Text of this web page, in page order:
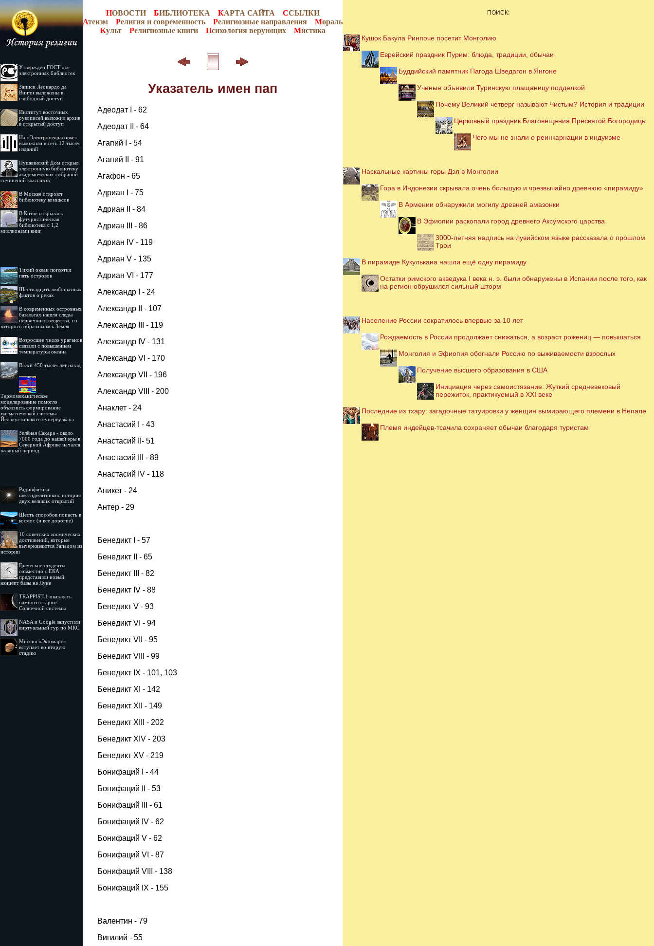
Утвержден ГОСТ для
электронных библиотек
Записи Леонардо да
Винчи выложены в
свободный доступ
Институт восточных
рукописей выложил архив
в открытый доступ
На «Электронекрасовке»
выложили в сеть 12 тысяч
изданий
Пушкинский Дом открыл
электронную библиотеку
академических собраний
сочинений классиков
В Москве откроют
библиотеку комиксов
В Китае открылась
футуристическая
библиотека с 1,2
миллионами книг
Тихий океан поглотил
пять островов
Шестнадцать любопытных
фактов о реках
В современных островных
базальтах нашли следы
первичного вещества, из
которого образовалась Земля
Возросшее число ураганов
связали с повышением
температуры океана
Brexit 450 тысяч лет назад
Термомеханическое
моделирование помогло
объяснить формирование
магматической системы
Йеллоустонского супервулкана
Зелёная Сахара - около
7000 года до нашей эры в
Северной Африке начался
влажный период
Радиофизика
шестидесятников: история
двух великих открытий
Шесть способов попасть в
космос (и все дорогие)
10 советских космических
достижений, которые
вычеркиваются Западом из
истории
Греческие студенты
совместно с ЕКА
представили новый
концепт базы на Луне
TRAPPIST-1 оказалась
намного старше
Солнечной системы
NASA и Google запустили
виртуальный тур по МКС
Миссия «Экзомарс»
вступает во вторую
стадию
НОВОСТИ БИБЛИОТЕКА КАРТА САЙТА ССЫЛКИ
Атеизм Религия и современность Религиозные направления Мораль
Культ Религиозные книги Психология верующих Мистика
Указатель имен пап
Адеодат I - 62
Адеодат II - 64
Агапий I - 54
Агапий II - 91
Агафон - 65
Адриан I - 75
Адриан II - 84
Адриан III - 86
Адриан IV - 119
Адриан V - 135
Адриан VI - 177
Александр I - 24
Александр II - 107
Александр III - 119
Александр IV - 131
Александр VI - 170
Александр VII - 196
Александр VIII - 200
Анаклет - 24
Анастасий I - 43
Анастасий II- 51
Анастасий III - 89
Анастасий IV - 118
Аникет - 24
Антер - 29
Бенедикт I - 57
Бенедикт II - 65
Бенедикт III - 82
Бенедикт IV - 88
Бенедикт V - 93
Бенедикт VI - 94
Бенедикт VII - 95
Бенедикт VIII - 99
Бенедикт IX - 101, 103
Бенедикт XI - 142
Бенедикт XII - 149
Бенедикт XIII - 202
Бенедикт XIV - 203
Бенедикт XV - 219
Бонифаций I - 44
Бонифаций II - 53
Бонифаций III - 61
Бонифаций IV - 62
Бонифаций V - 62
Бонифаций VI - 87
Бонифаций VIII - 138
Бонифаций IX - 155
Валентин - 79
Вигилий - 55
ПОИСК:
Кушок Бакула Ринпоче посетит Монголию
Еврейский праздник Пурим: блюда, традиции, обычаи
Буддийский памятник Пагода Шведагон в Янгоне
Ученые объявили Туринскую плащаницу подделкой
Почему Великий четверг называют Чистым? История и традиции
Церковный праздник Благовещения Пресвятой Богородицы
Чего мы не знали о реинкарнации в индуизме
Наскальные картины горы Дэл в Монголии
Гора в Индонезии скрывала очень большую и чрезвычайно древнюю «пирамиду»
В Армении обнаружили могилу древней амазонки
В Эфиопии раскопали город древнего Аксумского царства
3000-летняя надпись на лувийском языке рассказала о прошлом
Трои
В пирамиде Кукулькана нашли ещё одну пирамиду
Остатки римского акведука I века н. э. были обнаружены в Испании после того, как
на регион обрушился сильный шторм
Население России сократилось впервые за 10 лет
Рождаемость в России продолжает снижаться, а возраст рожениц — повышаться
Монголия и Эфиопия обогнали Россию по выживаемости взрослых
Получение высшего образования в США
Инициация через самоистязание: Жуткий средневековый
пережиток, практикуемый в XXI веке
Последние из тхару: загадочные татуировки у женщин вымирающего племени в Непале
Племя индейцев-тсачила сохраняет обычаи благодаря туристам